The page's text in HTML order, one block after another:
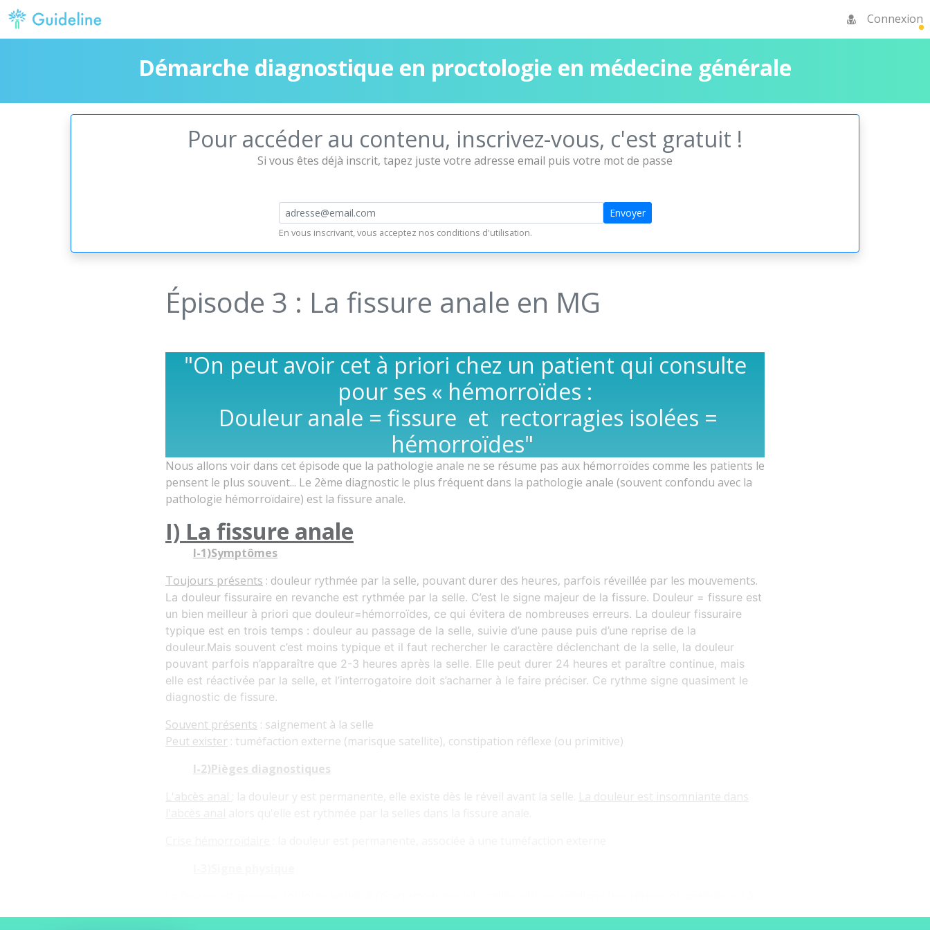
Connexion
Démarche diagnostique en proctologie en médecine générale
Pour accéder au contenu, inscrivez-vous, c'est gratuit !
Si vous êtes déjà inscrit, tapez juste votre adresse email puis votre mot de passe
Envoyer
En vous inscrivant, vous acceptez nos conditions d'utilisation.
Épisode 3 : La fissure anale en MG
"On peut avoir cet à priori chez un patient qui consulte
pour ses « hémorroïdes :
Douleur anale = fissure et rectorragies isolées =
hémorroïdes"
Nous allons voir dans cet épisode que la pathologie anale ne se résume pas aux hémorroïdes comme les patients le
pensent le plus souvent... Le 2ème diagnostic le plus fréquent dans la pathologie anale (souvent confondu avec la
pathologie hémorroïdaire) est la fissure anale.
I) La fissure anale
I-1)Symptômes
Toujours présents : douleur rythmée par la selle, pouvant durer des heures, parfois réveillée par les mouvements.
La douleur fissuraire en revanche est rythmée par la selle. C’est le signe majeur de la fissure. Douleur = fissure est
un bien meilleur à priori que douleur=hémorroïdes, ce qui évitera de nombreuses erreurs. La douleur fissuraire
typique est en trois temps : douleur au passage de la selle, suivie d’une pause puis d’une reprise de la
douleur.Mais souvent c’est moins typique et il faut rechercher le caractère déclenchant de la selle, la douleur
pouvant parfois n’apparaître que 2-3 heures après la selle. Elle peut durer 24 heures et paraître continue, mais
elle est réactivée par la selle, et l’interrogatoire doit s’acharner à le faire préciser. Ce rythme signe quasiment le
diagnostic de fissure.
Souvent présents : saignement à la selle
Peut exister : tuméfaction externe (marisque satellite), constipation réflexe (ou primitive)
I-2)Pièges diagnostiques
L'abcès anal
la douleur y est permanente, elle existe dès le réveil avant la selle. La douleur est insomniante dans